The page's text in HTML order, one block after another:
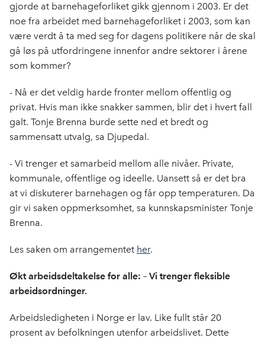
gjorde at barnehageforliket gikk gjennom i 2003. Er det
noe fra arbeidet med barnehageforliket i 2003, som kan
være verdt å ta med seg for dagens politikere når de skal
gå løs på utfordringene innenfor andre sektorer i årene
som kommer?
- Nå er det veldig harde fronter mellom offentlig og
privat. Hvis man ikke snakker sammen, blir det i hvert fall
galt. Tonje Brenna burde sette ned et bredt og
sammensatt utvalg, sa Djupedal.
- Vi trenger et samarbeid mellom alle nivåer. Private,
kommunale, offentlige og ideelle. Uansett så er det bra
at vi diskuterer barnehagen og får opp temperaturen. Da
gir vi saken oppmerksomhet, sa kunnskapsminister Tonje
Brenna.
Les saken om arrangementet her.
Økt arbeidsdeltakelse for alle: – Vi trenger fleksible
arbeidsordninger.
Arbeidsledigheten i Norge er lav. Like fullt står 20
prosent av befolkningen utenfor arbeidslivet. Dette